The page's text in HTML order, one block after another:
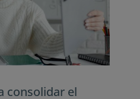
més efectiva
